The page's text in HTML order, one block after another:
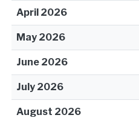
April 2026
May 2026
June 2026
July 2026
August 2026